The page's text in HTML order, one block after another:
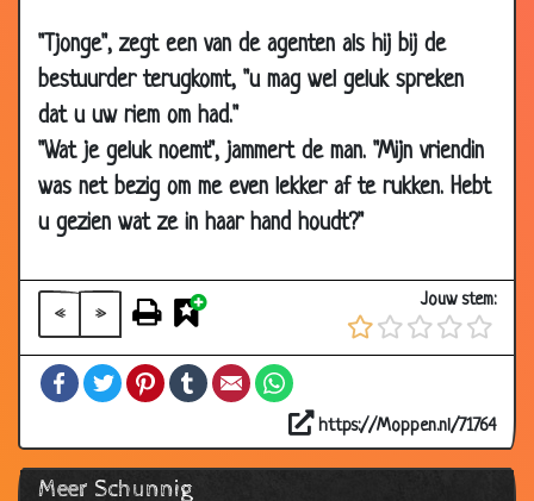
"Tjonge", zegt een van de agenten als hij bij de
bestuurder terugkomt, "u mag wel geluk spreken
dat u uw riem om had."
"Wat je geluk noemt", jammert de man. "Mijn vriendin
was net bezig om me even lekker af te rukken. Hebt
u gezien wat ze in haar hand houdt?"
« »
Jouw stem:
FacebookTwitterPinterestTumblrEmail
https://Moppen.nl/71764
Meer Schunnig
2016
24 Dec
2016
Raden 3.09
09 Jul
Vakantiedagboek 2.98
12 Dec
2014
In de kou
12 Nov
2014
Ik heb een konijntje 3.11
2014
2014
3.41
28 Jul Seks therapeut